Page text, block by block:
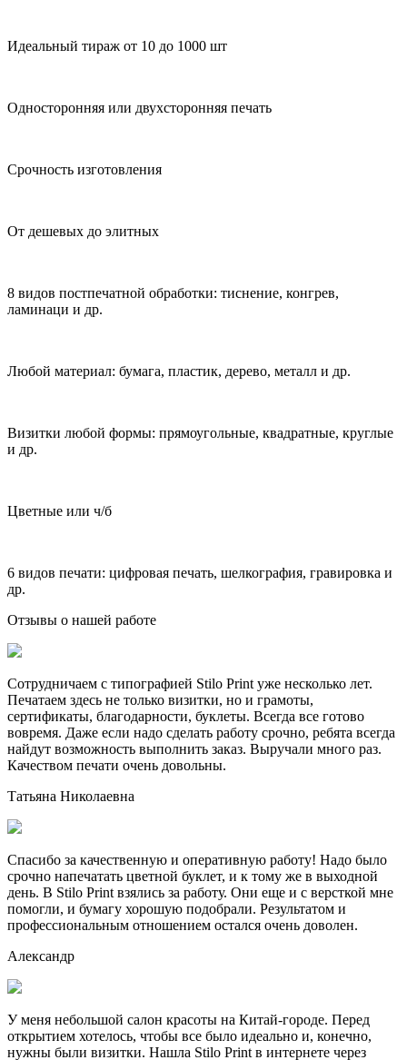
Идеальный тираж от 10 до 1000 шт
Односторонняя или двухсторонняя печать
Срочность изготовления
От дешевых до элитных
8 видов постпечатной обработки: тиснение, конгрев,
ламинаци и др.
Любой материал: бумага, пластик, дерево, металл и др.
Визитки любой формы: прямоугольные, квадратные, круглые
и др.
Цветные или ч/б
6 видов печати: цифровая печать, шелкография, гравировка и
др.
Отзывы о нашей работе
Сотрудничаем с типографией Stilo Print уже несколько лет.
Печатаем здесь не только визитки, но и грамоты,
сертификаты, благодарности, буклеты. Всегда все готово
вовремя. Даже если надо сделать работу срочно, ребята всегда
найдут возможность выполнить заказ. Выручали много раз.
Качеством печати очень довольны.
Татьяна Николаевна
Спасибо за качественную и оперативную работу! Надо было
срочно напечатать цветной буклет, и к тому же в выходной
день. В Stilo Print взялись за работу. Они еще и с версткой мне
помогли, и бумагу хорошую подобрали. Результатом и
профессиональным отношением остался очень доволен.
Александр
У меня небольшой салон красоты на Китай-городе. Перед
открытием хотелось, чтобы все было идеально и, конечно,
нужны были визитки. Нашла Stilo Print в интернете через